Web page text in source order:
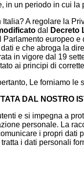
in un periodo in cui
A regolare la
dal Decreto
europeo
e che abroga la
in vigore dal 19
ai principi di
Le forniamo le
DAL NOSTRO
e si impegna a
personale. La
i propri
i dati personali